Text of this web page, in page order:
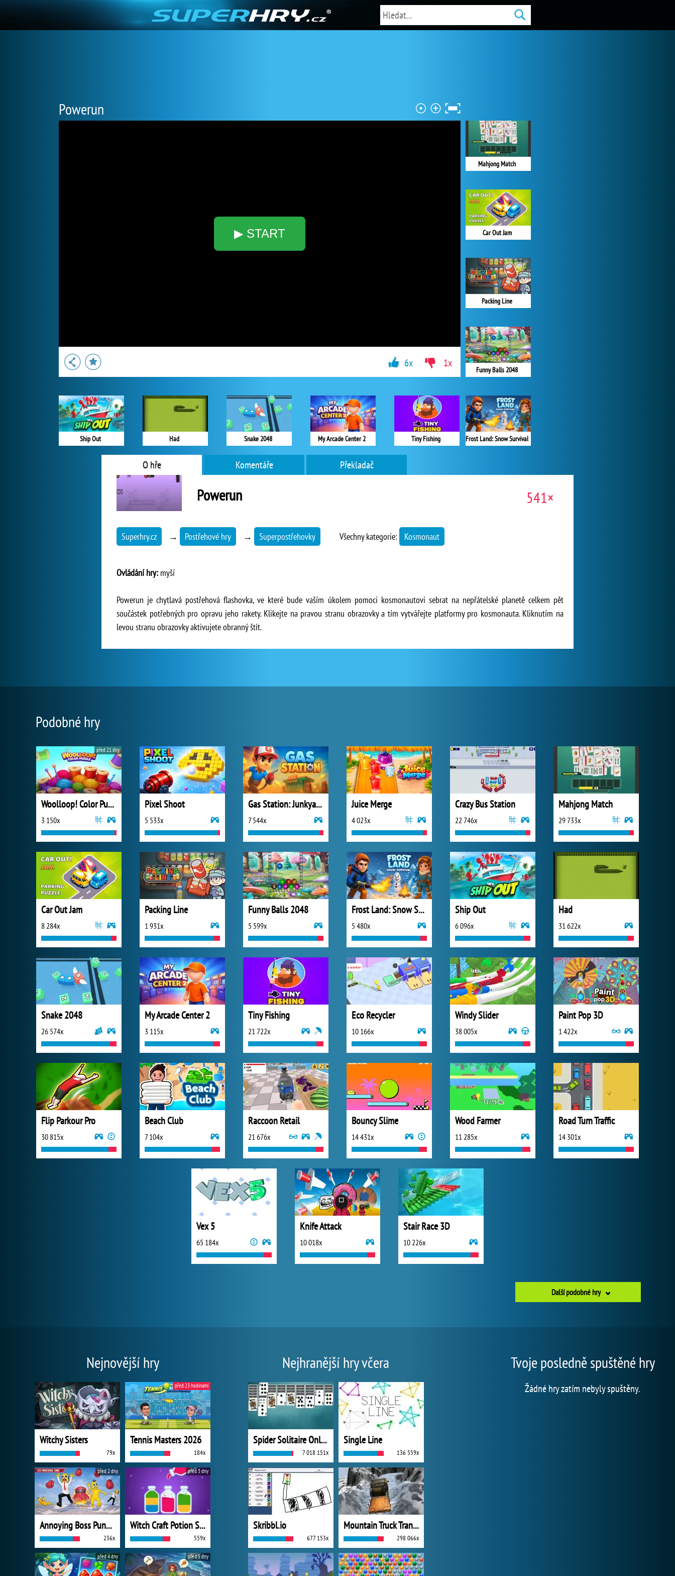
Powerun
▶ START
Mahjong Match
Car Out Jam
Packing Line
Funny Balls 2048
Frost Land: Snow Survival
Ship Out Had Snake 2048 My Arcade Center 2 Tiny Fishing
6x 1x
O hře Komentáře Překladač
Powerun 541×
Superhry.cz → Postřehové hry → Superpostřehovky Všechny kategorie: Kosmonaut
Ovládání hry: myší
Powerun je chytlavá postřehová flashovka, ve které bude vaším úkolem pomoci kosmonautovi sebrat na nepřátelské planetě celkem pět
součástek potřebných pro opravu jeho rakety. Klikejte na pravou stranu obrazovky a tím vytvářejte platformy pro kosmonauta. Kliknutím na
levou stranu obrazovky aktivujete obranný štít.
Podobné hry
Woolloop! Color Puzzle
3 150x
před 21 dny
Pixel Shoot
5 533x
Gas Station: Junkyard Tycoon
7 544x
Juice Merge
4 023x
Crazy Bus Station
22 746x
Mahjong Match
29 733x
Car Out Jam
8 284x
Packing Line
1 931x
Funny Balls 2048
5 599x
Frost Land: Snow Survival
5 480x
Ship Out
6 096x
Had
31 622x
Snake 2048
26 574x
My Arcade Center 2
3 115x
Tiny Fishing
21 722x
Eco Recycler
10 166x
Windy Slider
38 005x
Paint Pop 3D
1 422x
Flip Parkour Pro
30 815x
Beach Club
7 104x
Raccoon Retail
21 676x
Bouncy Slime
14 431x
Wood Farmer
11 285x
Road Turn Traffic
14 301x
Vex 5
65 184x
Knife Attack
10 018x
Stair Race 3D
10 226x
Další podobné hry
Nejnovější hry
Witchy Sisters
79x
Tennis Masters 2026
184x
před 23 hodinami
Annoying Boss Punch Game
236x
před 2 dny
Witch Craft Potion Sort
559x
před 3 dny
před 4 dny před 5 dny
Nejhranější hry včera
Spider Solitaire Online
7 018 151x
Single Line
136 559x
Skribbl.io
677 153x
Mountain Truck Transport
298 066x
Tvoje posledně spuštěné hry
Žádné hry zatím nebyly spuštěny.